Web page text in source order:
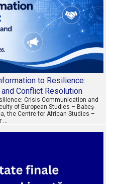
to Resilience:
Conflict Resolution
Crisis Communication and
of European Studies – Babeș-
the Centre for African Studies –